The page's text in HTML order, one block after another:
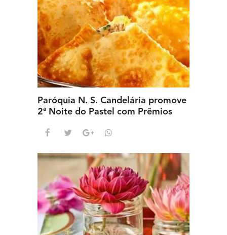
Paróquia N. S. Candelária promove
2ª Noite do Pastel com Prêmios